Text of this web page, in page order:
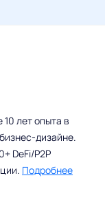
лет опыта в
дизайне.
DeFi/P2P
Подробнее